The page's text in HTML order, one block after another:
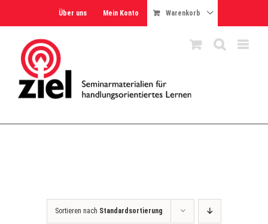
Über uns Mein Konto Warenkorb
Sortieren nach Standardsortierung